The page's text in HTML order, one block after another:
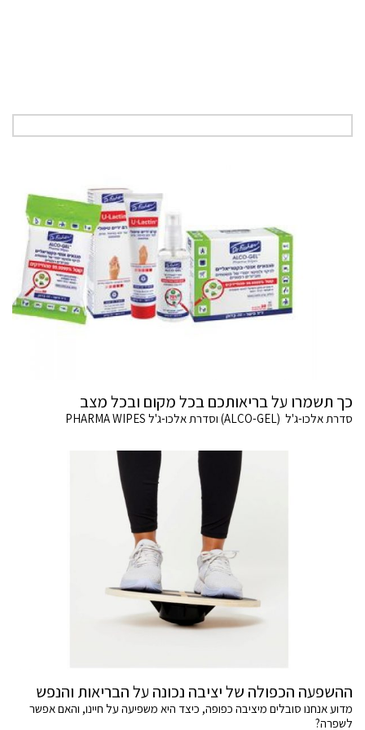
כך תשמרו על בריאותכם בכל מקום ובכל מצב
סדרת אלכו-ג'ל (ALCO-GEL) וסדרת אלכו-ג'ל PHARMA WIPES
ההשפעה הכפולה של יציבה נכונה על הבריאות והנפש
מדוע אנחנו סובלים מיציבה כפופה, כיצד היא משפיעה על חיינו, והאם אפשר
לשפרה?